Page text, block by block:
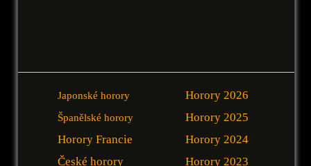
Japonské horory
Španělské horory
Horory Francie
České horory
Horory 2026
Horory 2025
Horory 2024
Horory 2023